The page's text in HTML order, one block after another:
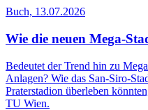
Buch, 13.07.2026
Wie die neuen Mega-
Bedeutet der Trend hin zu
Anlagen? Wie das San-Siro-
Praterstadion überleben
TU Wien.